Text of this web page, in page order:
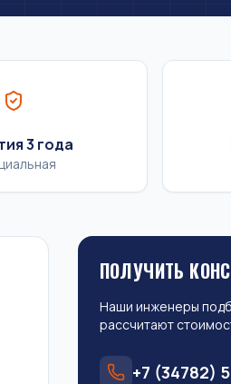
3 года
ПОЛУЧИТЬ
Наши инженеры
рассчитают
+7 (34782)